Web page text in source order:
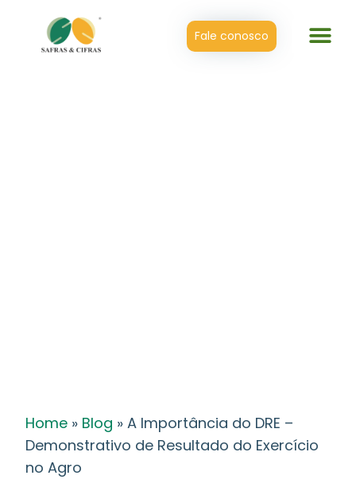
Fale conosco
Home » Blog »A Importância do DRE –
Demonstrativo de Resultado do Exercício
no Agro